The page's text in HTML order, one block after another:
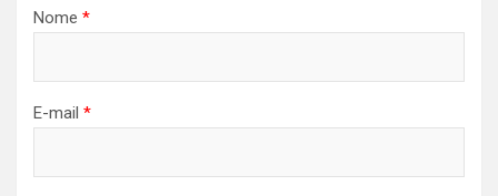
Nome *
E-mail *